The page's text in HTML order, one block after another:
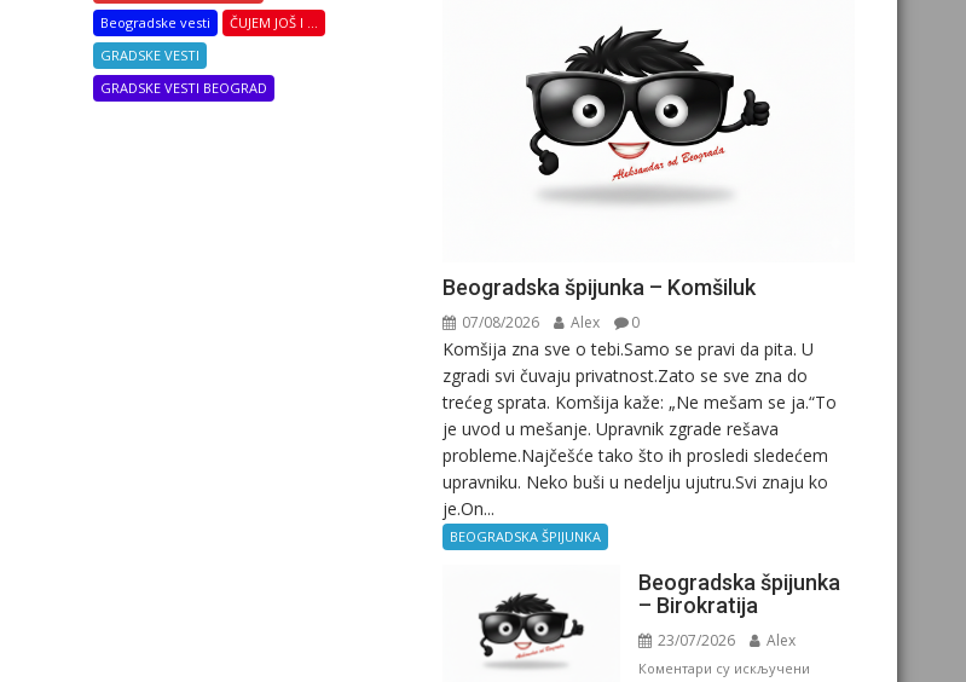
Beogradske vesti
ČUJEM JOŠ I ...
GRADSKE VESTI
GRADSKE VESTI BEOGRAD
Beogradska špijunka – Komšiluk
07/08/2026 Alex 0
Komšija zna sve o tebi.Samo se pravi da pita. U
zgradi svi čuvaju privatnost.Zato se sve zna do
trećeg sprata. Komšija kaže: „Ne mešam se ja.“To
je uvod u mešanje. Upravnik zgrade rešava
probleme.Najčešće tako što ih prosledi sledećem
upravniku. Neko buši u nedelju ujutru.Svi znaju ko
je.On...
BEOGRADSKA ŠPIJUNKA
Beogradska špijunka
– Birokratija
23/07/2026 Alex
Коментари су искљученина